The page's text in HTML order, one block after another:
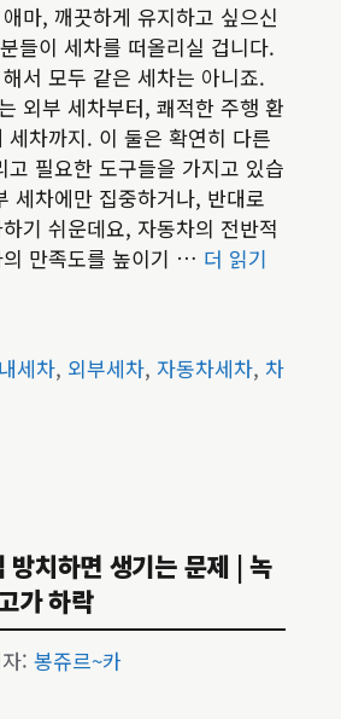
마, 깨끗하게 유지하고 싶으신
들이 세차를 떠올리실 겁니다.
서 모두 같은 세차는 아니죠.
외부 세차부터, 쾌적한 주행 환
세차까지. 이 둘은 확연히 다른
고 필요한 도구들을 가지고 있습
세차에만 집중하거나, 반대로
기 쉬운데요, 자동차의 전반적
만족도를 높이기 … 더 읽기
세차, 외부세차, 자동차세차, 차
방치하면 생기는 문제 | 녹
가 하락
: 봉쥬르~카